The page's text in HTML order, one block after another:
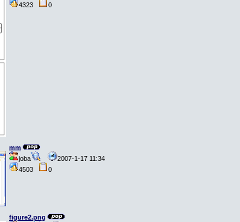
4323
0
mm
joba
2007-1-17 11:34
4503
0
figure2.png